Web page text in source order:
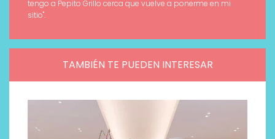
tengo a Pepito Grillo cerca que vuelve a ponerme en mi
sitio".
TAMBIÉN TE PUEDEN INTERESAR